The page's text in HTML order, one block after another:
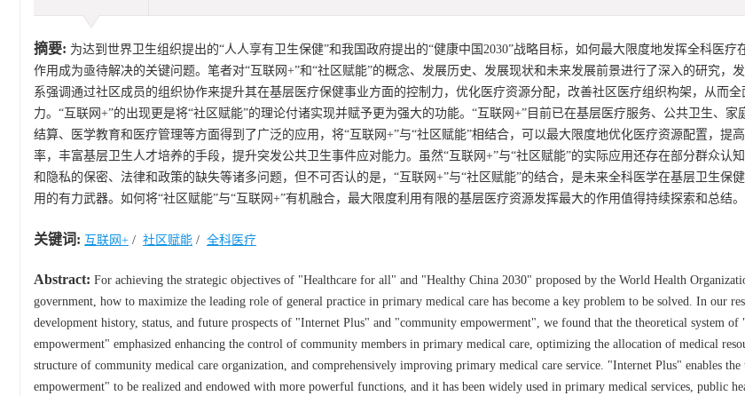
摘要: 为达到世界卫生组织提出的“人人享有卫生保健”和我国政府提出的“健康中国2030”战略目标，如何最大限度地发挥全科医疗
作用成为亟待解决的关键问题。笔者对“互联网+”和“社区赋能”的概念、发展历史、发展现状和未来发展前景进行了深入的研究，
系强调通过社区成员的组织协作来提升其在基层医疗保健事业方面的控制力，优化医疗资源分配，改善社区医疗组织构架，从而
力。“互联网+”的出现更是将“社区赋能”的理论付诸实现并赋予更为强大的功能。“互联网+”目前已在基层医疗服务、公共卫生、家
结算、医学教育和医疗管理等方面得到了广泛的应用，将“互联网+”与“社区赋能”相结合，可以最大限度地优化医疗资源配置，提
率，丰富基层卫生人才培养的手段，提升突发公共卫生事件应对能力。虽然“互联网+”与“社区赋能”的实际应用还存在部分群众认
和隐私的保密、法律和政策的缺失等诸多问题，但不可否认的是，“互联网+”与“社区赋能”的结合，是未来全科医学在基层卫生保
用的有力武器。如何将“社区赋能”与“互联网+”有机融合，最大限度利用有限的基层医疗资源发挥最大的作用值得持续探索和总结。
关键词: 互联网+ / 社区赋能 / 全科医疗
Abstract: For achieving the strategic objectives of "Healthcare for all" and "Healthy China 2030" proposed by the World Health
government, how to maximize the leading role of general practice in primary medical care has become a key problem to be solved. In our
development history, status, and future prospects of "Internet Plus" and "community empowerment", we found that the theoretical system of
empowerment" emphasized enhancing the control of community members in primary medical care, optimizing the allocation of medical
structure of community medical care organization, and comprehensively improving primary medical care service. "Internet Plus" enables
empowerment" to be realized and endowed with more powerful functions, and it has been widely used in primary medical services, public